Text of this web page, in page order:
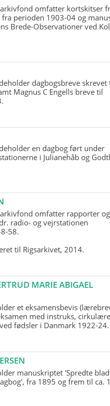
omfatter kortskitser
fra perioden 1903-04 og
Brede-Observationer ved
dagbogsbreve skrevet
Magnus C Engells breve til
en dagbog ført under
i Julianehåb og
omfatter rapporter og
radio- og vejrstationen
58.
til Rigsarkivet, 2014.
MARIE ABIGAEL
et eksamensbevis
med instruks,
fødsler i Danmark 1922-24.
manuskriptet 'Spredte
fra 1895 og frem til ca.